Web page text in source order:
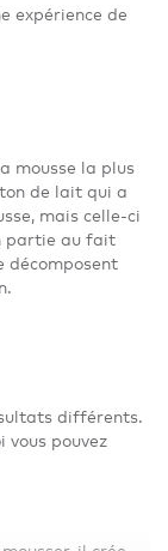
expérience de
mousse la plus
de lait qui a
mais celle-ci
partie au fait
décomposent
différents.
vous pouvez